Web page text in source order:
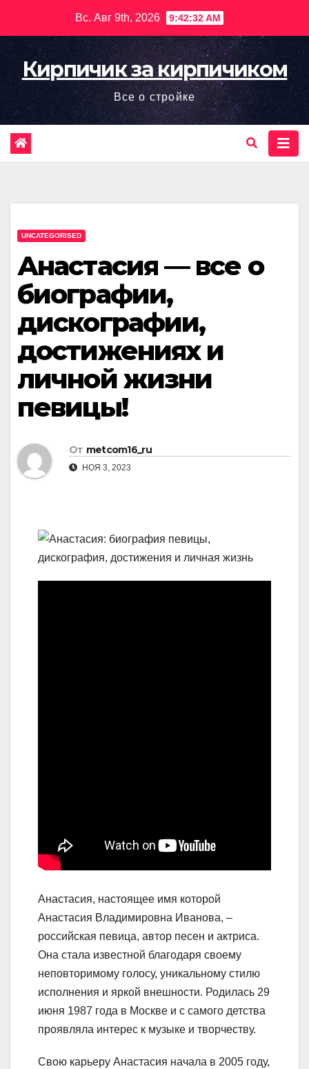
содержимому
Вс. Авг 9th, 2026 9:42:33 AM
Кирпичик за кирпичиком
Все о стройке
UNCATEGORISED
Анастасия — все о
биографии,
дискографии,
достижениях и
личной жизни
певицы!
От metcom16_ru
НОЯ 3, 2023
Анастасия, настоящее имя которой
Анастасия Владимировна Иванова, –
российская певица, автор песен и актриса.
Она стала известной благодаря своему
неповторимому голосу, уникальному стилю
исполнения и яркой внешности. Родилась 29
июня 1987 года в Москве и с самого детства
проявляла интерес к музыке и творчеству.
Свою карьеру Анастасия начала в 2005 году,